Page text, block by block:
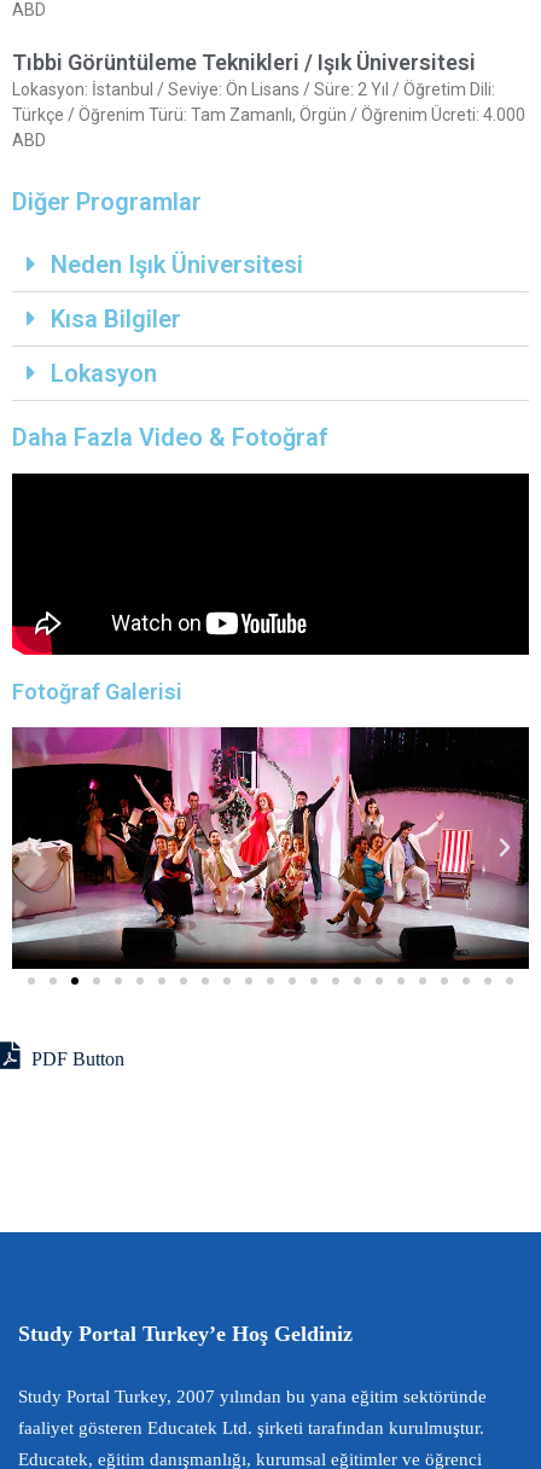
ABD
Tıbbi Görüntüleme Teknikleri / Işık Üniversitesi
Lokasyon: İstanbul / Seviye: Ön Lisans / Süre: 2 Yıl / Öğretim Dili:
Türkçe / Öğrenim Türü: Tam Zamanlı, Örgün / Öğrenim Ücreti: 4.000
ABD
Diğer Programlar
Neden Işık Üniversitesi
Kısa Bilgiler
Lokasyon
Daha Fazla Video & Fotoğraf
Fotoğraf Galerisi
PDF Button
Study Portal Turkey’e Hoş Geldiniz
Study Portal Turkey, 2007 yılından bu yana eğitim sektöründe
faaliyet gösteren Educatek Ltd. şirketi tarafından kurulmuştur.
Educatek, eğitim danışmanlığı, kurumsal eğitimler ve öğrenci